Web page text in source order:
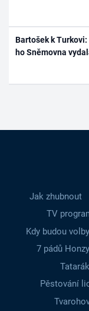
Bartošek k
ho Sněmovna
Jak zhubnout
TV
Kdy budou volby
7 pádů
Pěstování